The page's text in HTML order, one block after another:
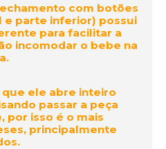
echamento com botões
e parte inferior) possui
para facilitar a
incomodar o bebe na
ele abre inteiro
passar a peça
por isso é o mais
principalmente